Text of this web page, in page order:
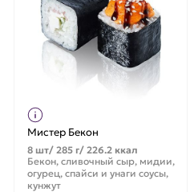
Мистер Бекон
8 шт/ 285 г/ 226.2 ккал
Бекон, сливочный сыр, мидии,
огурец, спайси и унаги соусы,
кунжут